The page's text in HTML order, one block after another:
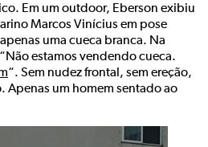
Em um outdoor, Eberson exibiu
Marcos Vinícius em pose
uma cueca branca. Na
estamos vendendo cueca.
“. Sem nudez frontal, sem ereção,
Apenas um homem sentado ao